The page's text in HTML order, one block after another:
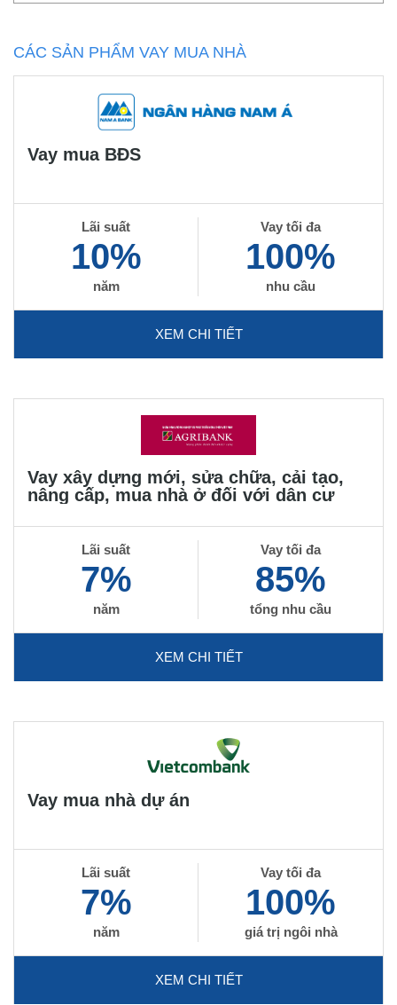
CÁC SẢN PHẨM VAY MUA NHÀ
Vay mua BĐS
Lãi suất
10%
năm
Vay tối đa
100%
nhu cầu
XEM CHI TIẾT
Vay xây dựng mới, sửa chữa, cải tạo,
nâng cấp, mua nhà ở đối với dân cư
Lãi suất
7%
năm
Vay tối đa
85%
tổng nhu cầu
XEM CHI TIẾT
Vay mua nhà dự án
Lãi suất
7%
năm
Vay tối đa
100%
giá trị ngôi nhà
XEM CHI TIẾT